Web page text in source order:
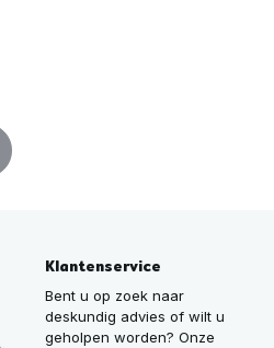
Klantenservice
Bent u op zoek naar
deskundig advies of wilt u
geholpen worden? Onze